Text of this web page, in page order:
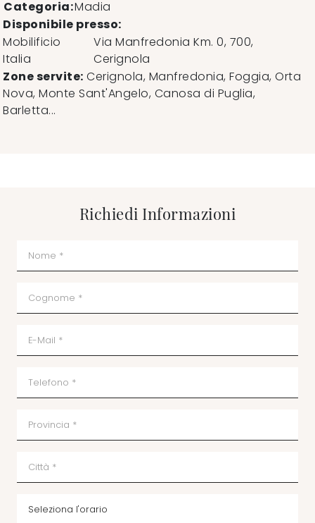
Categoria:Madia
Disponibile presso:
Mobilificio
Italia
Via Manfredonia Km. 0, 700,
Cerignola
Zone servite: Cerignola, Manfredonia, Foggia, Orta
Nova, Monte Sant'Angelo, Canosa di Puglia,
Barletta...
Richiedi Informazioni